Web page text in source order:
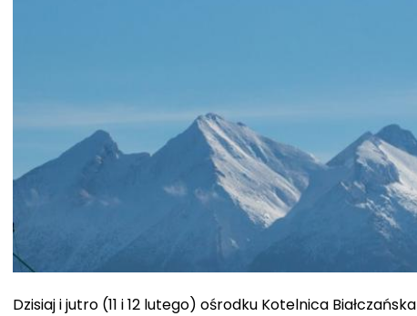
Dzisiaj i jutro (11 i 12 lutego) ośrodku Kotelnica Białczańska